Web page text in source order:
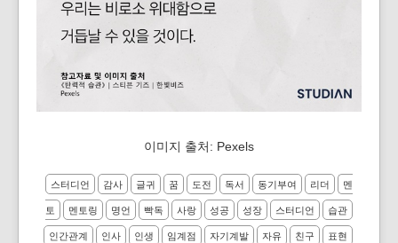
이미지 출처: Pexels
스터디언 감사 글귀 꿈 도전 독서 동기부여 리더
멘
토
멘토링 명언 빡독 사랑 성공 성장 스터디언
습관
인간관계
인사 인생 임계점 자기계발 자유 친구
표현